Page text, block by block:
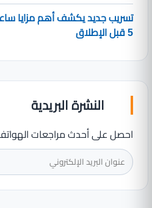
5 قبل الإطلاق
النشرة البريدية
احصل على أحدث مراجعات